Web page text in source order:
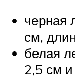
черная
см,
белая
2,5 см